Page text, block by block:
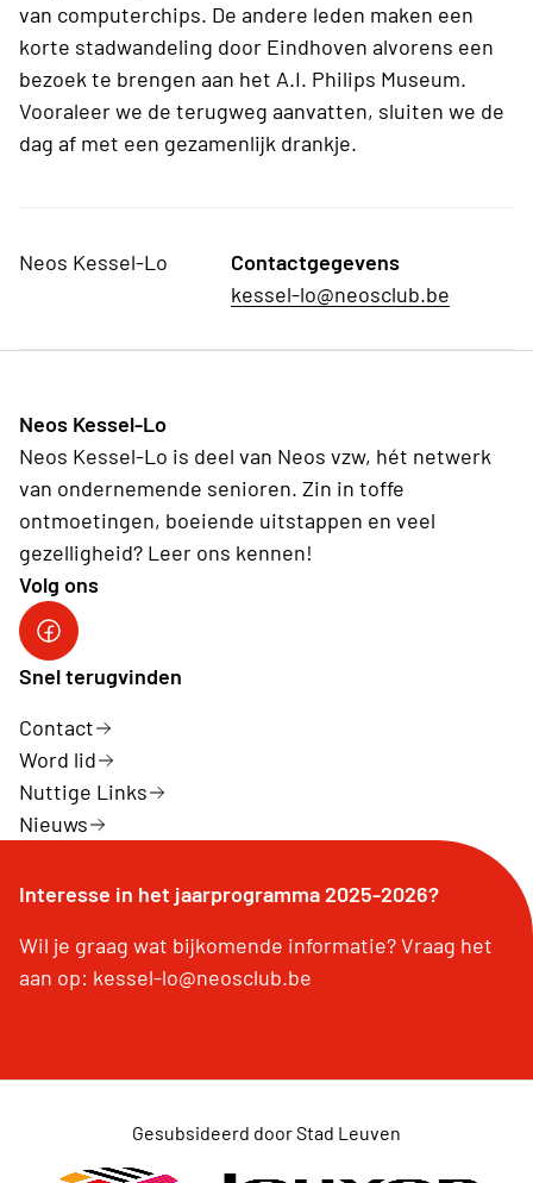
van computerchips. De andere leden maken een
korte stadwandeling door Eindhoven alvorens een
bezoek te brengen aan het A.I. Philips Museum.
Vooraleer we de terugweg aanvatten, sluiten we de
dag af met een gezamenlijk drankje.
Neos Kessel-Lo
Contactgegevens
kessel-lo@neosclub.be
Neos Kessel-Lo
Neos Kessel-Lo is deel van Neos vzw, hét netwerk
van ondernemende senioren. Zin in toffe
ontmoetingen, boeiende uitstappen en veel
gezelligheid? Leer ons kennen!
Volg ons
facebook
Snel terugvinden
Contact
Word lid
Nuttige Links
Nieuws
Interesse in het jaarprogramma 2025-2026?
Wil je graag wat bijkomende informatie? Vraag het
aan op: kessel-lo@neosclub.be
Gesubsideerd door Stad Leuven